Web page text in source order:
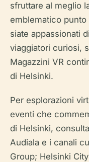
sfruttare al meglio
emblematico
siate appassionati
viaggiatori curiosi,
Magazzini VR
di Helsinki.
Per esplorazioni
eventi che
di Helsinki,
Audiala e i canali
Group; Helsinki